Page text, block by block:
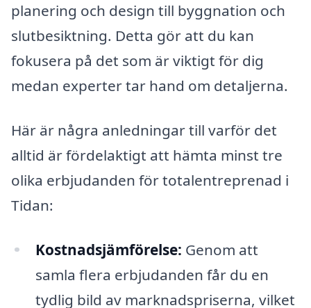
planering och design till byggnation och
slutbesiktning. Detta gör att du kan
fokusera på det som är viktigt för dig
medan experter tar hand om detaljerna.
Här är några anledningar till varför det
alltid är fördelaktigt att hämta minst tre
olika erbjudanden för totalentreprenad i
Tidan:
Kostnadsjämförelse: Genom att
samla flera erbjudanden får du en
tydlig bild av marknadspriserna, vilket